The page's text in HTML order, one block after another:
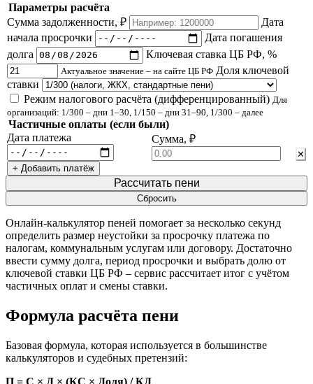
Параметры расчёта
Сумма задолженности, ₽
Дата
начала просрочки
Дата погашения
долга
Ключевая ставка ЦБ РФ, %
Актуальное значение – на сайте ЦБ РФ Доля ключевой
ставки
Режим налогового расчёта (дифференцированный) Для
организаций: 1/300 – дни 1–30, 1/150 – дни 31–90, 1/300 – далее
Частичные оплаты (если были)
Дата платежа
Сумма, ₽
✕
+ Добавить платёж
Рассчитать пени
Сбросить
Онлайн-калькулятор пеней помогает за несколько секунд
определить размер неустойки за просрочку платежа по
налогам, коммунальным услугам или договору. Достаточно
ввести сумму долга, период просрочки и выбрать долю от
ключевой ставки ЦБ РФ – сервис рассчитает итог с учётом
частичных оплат и смены ставки.
Формула расчёта пени
Базовая формула, которая используется в большинстве
калькуляторов и судебных претензий:
П = С × Д × (КС × Доля) / КД